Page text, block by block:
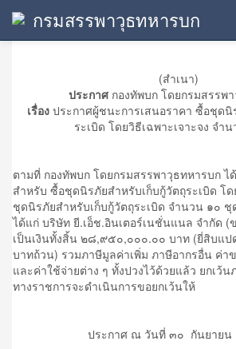
กรมสรรพาวุธทหารบก
ประกาศผู้ชนะการเสนอราคา
(สำเนา)
ประกาศกองทัพบก โดยกรมสรรพ
เรื่องประกาศผู้ชนะการเสนอราคา ซื้อชุดนิ
ระเบิด โดยวิธีเฉพาะเจาะจง จำ
ตามที่ กองทัพบก โดยกรมสรรพาวุธทหารบก
สำหรับ ซื้อชุดนิรภัยสำหรับเก็บกู้วัตถุระเบิด โด
ชุดนิรภัยสำหรับเก็บกู้วัตถุระเบิด จำนวน ๑๐ ชุ
ได้แก่ บริษัท ยี.เอ็ช.อินเตอร์เนชั่นแนล จำกัด (
เป็นเงินทั้งสิ้น ๒๘,๙๕๐,๐๐๐.๐๐ บาท (ยี่สิบแ
บาทถ้วน) รวมภาษีมูลค่าเพิ่ม ภาษีอากรอื่น ค่า
และค่าใช้จ่ายต่าง ๆ ทั้งปวงไว้ด้วยแล้ว ยกเว้น
ทางราชการจะดำเนินการขอยกเว้นให้
ประกาศ ณ วันที่ ๓๐ กันยาย